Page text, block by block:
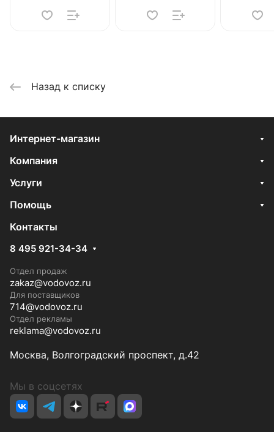
Назад к списку
Интернет-магазин
Компания
Услуги
Помощь
Контакты
8 495 921-34-34
Отдел продаж
zakaz@vodovoz.ru
Для поставщиков
714@vodovoz.ru
Отдел рекламы
reklama@vodovoz.ru
Москва, Волгоградский проспект, д.42
Мы в соцсетях